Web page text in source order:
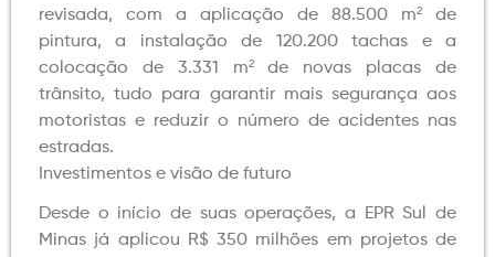
revisada, com a aplicação de 88.500 m² de
pintura, a instalação de 120.200 tachas e a
colocação de 3.331 m² de novas placas de
trânsito, tudo para garantir mais segurança aos
motoristas e reduzir o número de acidentes nas
estradas.
Investimentos e visão de futuro
Desde o início de suas operações, a EPR Sul de
Minas já aplicou R$ 350 milhões em projetos de